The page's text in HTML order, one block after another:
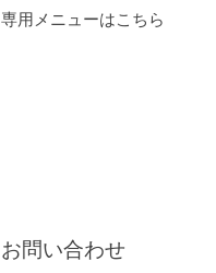
専用メニューはこちら
お問い合わせ